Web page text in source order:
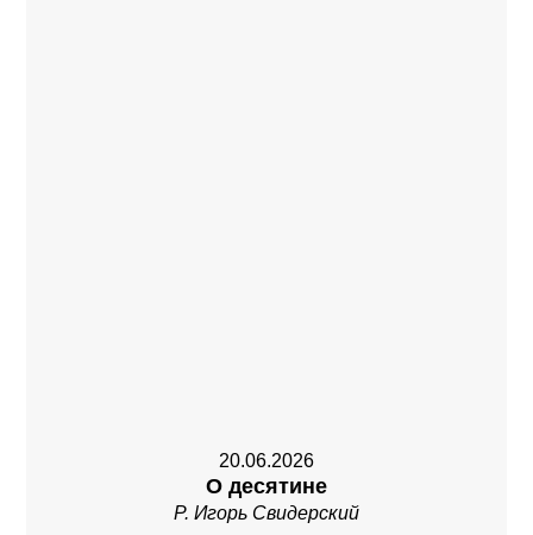
20.06.2026
О десятине
Р. Игорь Свидерский